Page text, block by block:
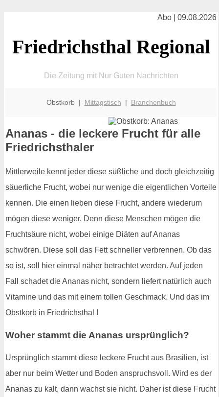
Abo | 09.08.2026
Friedrichsthal Regional
Die Zeitung mit Nur Guten Nachrichten
Obstkorb | Mittagstisch | Branchenbuch
Ananas - die leckere Frucht für alle
Friedrichsthaler
Mittlerweile kennt jeder diese süßliche und doch gleichzeitig
säuerliche Frucht, wobei nur wenige die eigentlichen Vorteile
kennen. Die einen lieben diese Frucht, andere wiederum
mögen diese weniger. Denn diese Menschen mögen die
Fruchtsäure nicht, wobei einige Diäten auf Ananas
schwören. Diese soll das Fett schneller verbrennen. Ob das
so ist, soll hier einmal näher betrachtet werden. Auf jeden
Fall schadet die Ananas nicht, sondern liefert natürlich auch
Vitamine und das mit einem tollen Geschmack. Und das im
Obstkorb in Friedrichsthal !
Woher stammt die Ananas ursprünglich?
Ursprünglich stammt diese leckere Frucht aus Brasilien, ist
aber nur beim Wetter und Boden anspruchsvoll. Wird es der
Ananas zu kalt, dann wachst sie nicht. Daher ist diese Frucht